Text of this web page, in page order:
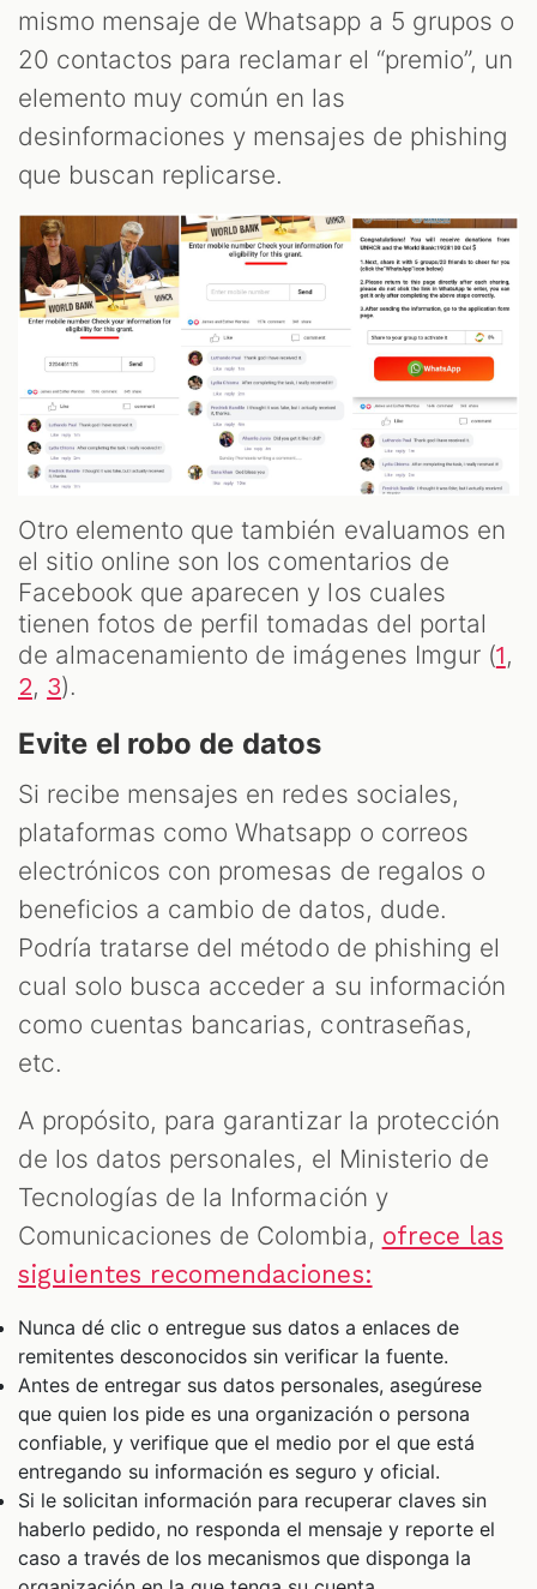
mismo mensaje de Whatsapp a 5 grupos o
20 contactos para reclamar el “premio”, un
elemento muy común en las
desinformaciones y mensajes de phishing
que buscan replicarse.
Otro elemento que también evaluamos en
el sitio online son los comentarios de
Facebook que aparecen y los cuales
tienen fotos de perfil tomadas del portal
de almacenamiento de imágenes Imgur (1,
2, 3).
Evite el robo de datos
Si recibe mensajes en redes sociales,
plataformas como Whatsapp o correos
electrónicos con promesas de regalos o
beneficios a cambio de datos, dude.
Podría tratarse del método de phishing el
cual solo busca acceder a su información
como cuentas bancarias, contraseñas,
etc.
A propósito, para garantizar la protección
de los datos personales, el Ministerio de
Tecnologías de la Información y
Comunicaciones de Colombia, ofrece las
siguientes recomendaciones:
Nunca dé clic o entregue sus datos a enlaces de
remitentes desconocidos sin verificar la fuente.
Antes de entregar sus datos personales, asegúrese
que quien los pide es una organización o persona
confiable, y verifique que el medio por el que está
entregando su información es seguro y oficial.
Si le solicitan información para recuperar claves sin
haberlo pedido, no responda el mensaje y reporte el
caso a través de los mecanismos que disponga la